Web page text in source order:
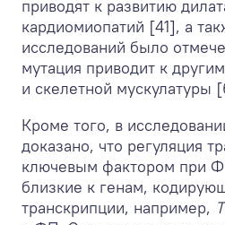
приводят к развитию
кардиомиопатий [41], а
исследований было
мутация приводит к
и скелетной мускулатуры
Кроме того, в
доказано, что регуляция
ключевым фактором при
близкие к генам,
транскрипции, например,